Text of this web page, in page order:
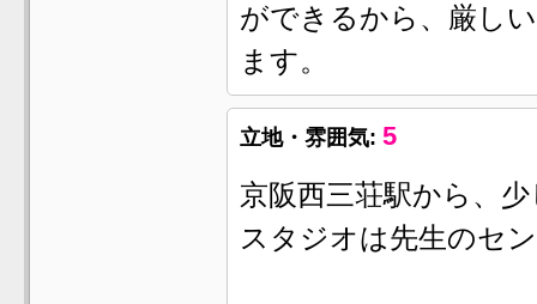
ができるから、厳し
ます。
立地・雰囲気: 5
京阪西三荘駅から、
スタジオは先生のセ